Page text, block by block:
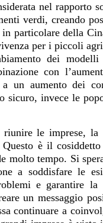
nel rapporto
verdi, creando
particolare della
per i piccoli
dei
con
a un aumento dei
sicuro, invece le
riunire le imprese,
è il
molto tempo. Si
a soddisfare le
e garantire
un messaggio
continuare a